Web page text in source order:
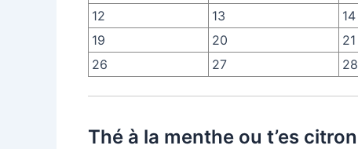
12
13 14
19
20 21
26
27 28
Thé à la menthe ou t’es citron